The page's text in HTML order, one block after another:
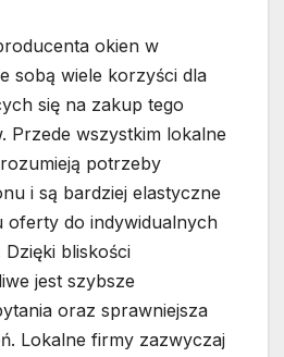
okien w
sobą wiele korzyści dla
się na zakup tego
Przede wszystkim lokalne
potrzeby
i są bardziej elastyczne
oferty do indywidualnych
bliskości
jest szybsze
oraz sprawniejsza
Lokalne firmy zazwyczaj